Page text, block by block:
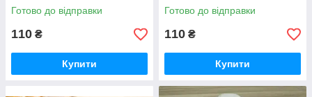
Готово до відправки
110 ₴
Купити
Готово до відправки
110 ₴
Купити